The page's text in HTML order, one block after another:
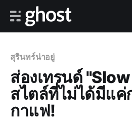
สุรินทร์น่าอยู่
ส่องเทรนด์
สไตล์ที่ไม่ได้มีแค่
กาแฟ!